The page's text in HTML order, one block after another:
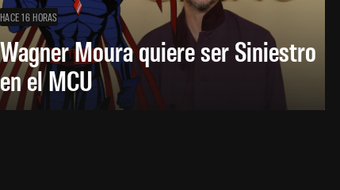
HACE 16 HORAS
Wagner Moura quiere ser Siniestro
en el MCU